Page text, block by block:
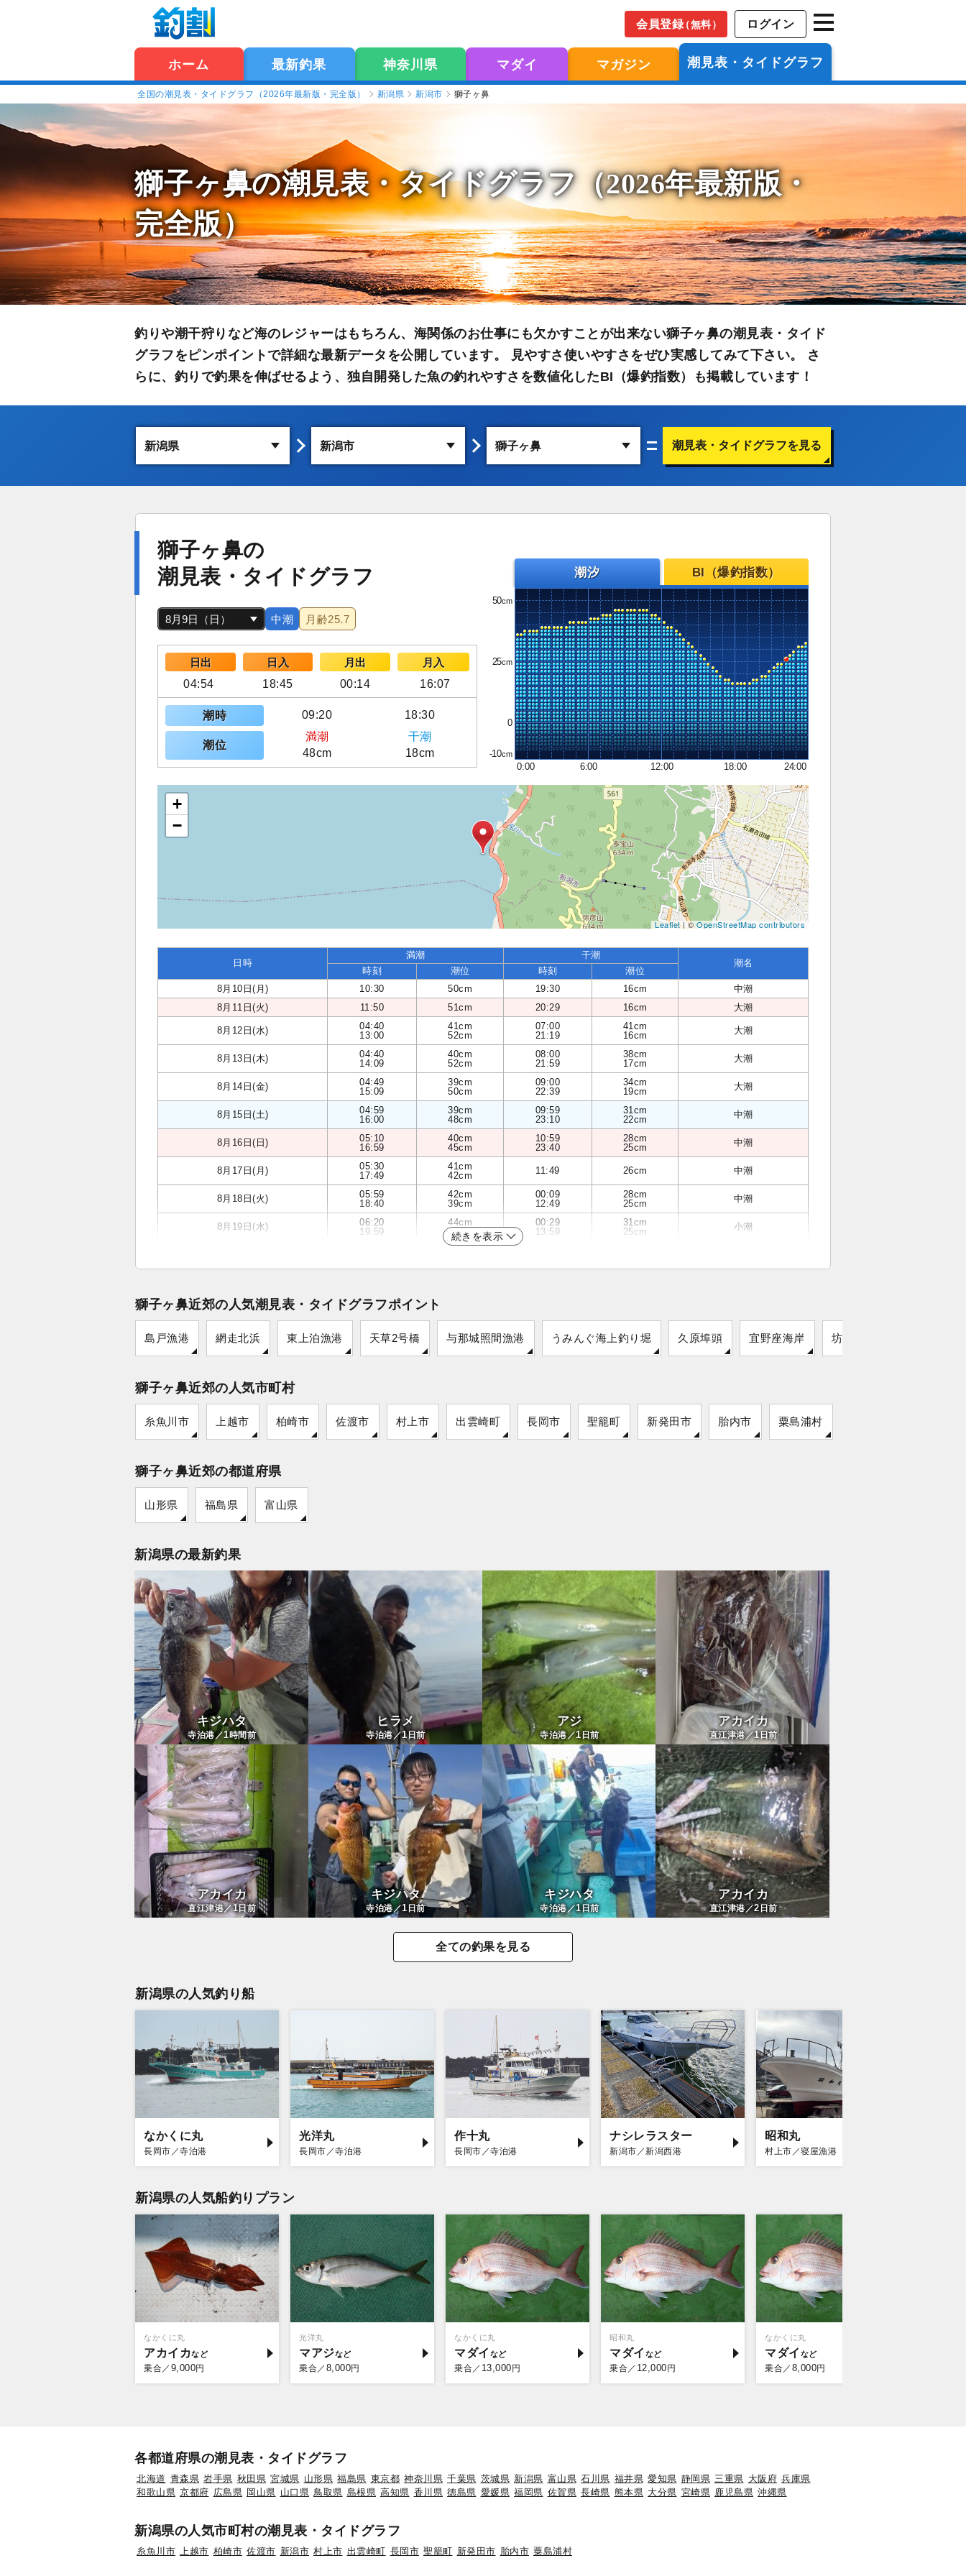
会員登録（無料） ログイン
ホーム 最新釣果 神奈川県 マダイ マガジン 潮見表・タイドグラフ
全国の潮見表・タイドグラフ（2026年最新版・完全版） 新潟県 新潟市 獅子ヶ鼻
獅子ヶ鼻の潮見表・タイドグラフ（2026年最新版・
完全版）
釣りや潮干狩りなど海のレジャーはもちろん、海関係のお仕事にも欠かすことが出来ない獅子ヶ鼻の潮見表・タイド
グラフをピンポイントで詳細な最新データを公開しています。 見やすさ使いやすさをぜひ実感してみて下さい。 さ
らに、釣りで釣果を伸ばせるよう、独自開発した魚の釣れやすさを数値化したBI（爆釣指数）も掲載しています！
潮見表・タイドグラフを見る
獅子ヶ鼻の
潮見表・タイドグラフ
中潮 月齢25.7
日出 日入 月出
月入
04:54
18:45 00:14 16:07
潮時 09:20 18:30
潮位
満潮
干潮
48cm
18cm
潮汐 BI（爆釣指数）
50
25
0
-10
0:00
6:00 12:00 18:00 24:00
+
−
Leaflet| ©OpenStreetMap contributors
日時
満潮 干潮
潮名
時刻 潮位 時刻
潮位
8月10日(月)
10:30 50cm 19:30 16cm
中潮
8月11日(火)
11:50 51cm 20:29 16cm 大潮
8月12日(水)
04:40
13:00
41cm
52cm
07:00
21:19
41cm
16cm
大潮
8月13日(木)
04:40
14:09
40cm
52cm
08:00
21:59
38cm
17cm
大潮
8月14日(金)
04:49
15:09
39cm
50cm
09:00
22:39
34cm
19cm
大潮
8月15日(土)
04:59
16:00
39cm
48cm
09:59
23:10
31cm
22cm
中潮
8月16日(日)
05:10
16:59
40cm
45cm
10:59
23:40
28cm
25cm
中潮
8月17日(月)
05:30
17:49
41cm
42cm
11:49 26cm 中潮
8月18日(火)
05:59
18:40
42cm
39cm
00:09
12:49
28cm
25cm
中潮
8月19日(水)
06:20
19:59
44cm
36cm
00:29
13:59
31cm
25cm
小潮
続きを表示
獅子ヶ鼻近郊の人気潮見表・タイドグラフポイント
島戸漁港 網走北浜 東上泊漁港 天草2号橋 与那城照間漁港 うみんぐ海上釣り堀 久原埠頭 宜野座海岸 坊泊漁港
獅子ヶ鼻近郊の人気市町村
糸魚川市 上越市 柏崎市 佐渡市 村上市 出雲崎町 長岡市 聖籠町 新発田市 胎内市 粟島浦村
獅子ヶ鼻近郊の都道府県
山形県 福島県 富山県
新潟県の最新釣果
キジハタ
寺泊港／1時間前
ヒラメ
寺泊港／1日前
アジ
寺泊港／1日前
アカイカ
直江津港／1日前
アカイカ
直江津港／1日前
キジハタ
寺泊港／1 日前
キジハタ
寺泊港／1日前
アカイカ
直江津港／2 日前
全ての釣果を見る
新潟県の人気釣り船
なかくに丸
長岡市／寺泊港
光洋丸
長岡市／寺泊港
作十丸
長岡市／寺泊港
ナシレラスター
新潟市／新潟西港
昭和丸
村上市／寝屋漁港
新潟県の人気船釣りプラン
なかくに丸
アカイカ
乗合／ 9,000円
光洋丸
マアジ
乗合／ 8,000円
なかくに丸
マダイ
乗合／ 13,000 円
昭和丸
マダイ
乗合／ 12,000 円
なかくに丸
マダイ
乗合／ 8,000円
各都道府県の潮見表・タイドグラフ
北海道 青森県 岩手県 秋田県 宮城県 山形県 福島県 東京都 神奈川県 千葉県 茨城県 新潟県 富山県 石川県 福井県 愛知県 静岡県 三重県 大阪府 兵庫県
和歌山県 京都府 広島県 岡山県 山口県 鳥取県 島根県 高知県 香川県 徳島県 愛媛県 福岡県 佐賀県 長崎県 熊本県 大分県 宮崎県 鹿児島県 沖縄県
新潟県の人気市町村の潮見表・タイドグラフ
糸魚川市 上越市 柏崎市 佐渡市 新潟市 村上市 出雲崎町 長岡市 聖籠町 新発田市 胎内市 粟島浦村